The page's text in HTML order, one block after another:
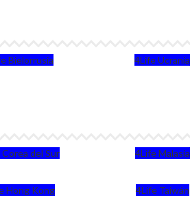
Bielorrusia 4Life Ucrania
del Sur 4Life Malasia
Hong Kong 4Life Taiwán